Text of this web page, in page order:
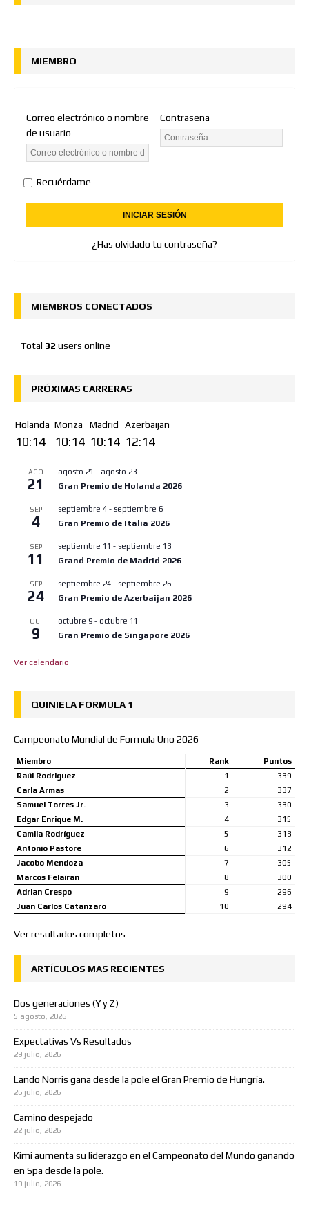
MIEMBRO
Correo electrónico o nombre
de usuario
Contraseña
Recuérdame
¿Has olvidado tu contraseña?
MIEMBROS CONECTADOS
Total 32 users online
PRÓXIMAS CARRERAS
Holanda
10:14
Monza
10:14
Madrid
10:14
Azerbaijan
12:14
AGO
21
agosto 21 - agosto 23
Gran Premio de Holanda 2026
SEP
4
septiembre 4 - septiembre 6
Gran Premio de Italia 2026
SEP
11
septiembre 11 - septiembre 13
Grand Premio de Madrid 2026
SEP
24
septiembre 24 - septiembre 26
Gran Premio de Azerbaijan 2026
OCT
9
octubre 9 - octubre 11
Gran Premio de Singapore 2026
Ver calendario
QUINIELA FORMULA 1
Campeonato Mundial de Formula Uno 2026
Miembro Rank
Puntos
Raúl Rodriguez
1
339
Carla Armas
2
337
Samuel Torres Jr.
3
330
Edgar Enrique M.
4
315
Camila Rodríguez
5
313
Antonio Pastore
6
312
Jacobo Mendoza
7
305
Marcos Felairan
8
300
Adrian Crespo
9
296
Juan Carlos Catanzaro
10 294
Ver resultados completos
ARTÍCULOS MAS RECIENTES
Dos generaciones (Y y Z)
5 agosto, 2026
Expectativas Vs Resultados
29 julio, 2026
Lando Norris gana desde la pole el Gran Premio de Hungría.
26 julio, 2026
Camino despejado
22 julio, 2026
Kimi aumenta su liderazgo en el Campeonato del Mundo ganando
en Spa desde la pole.
19 julio, 2026